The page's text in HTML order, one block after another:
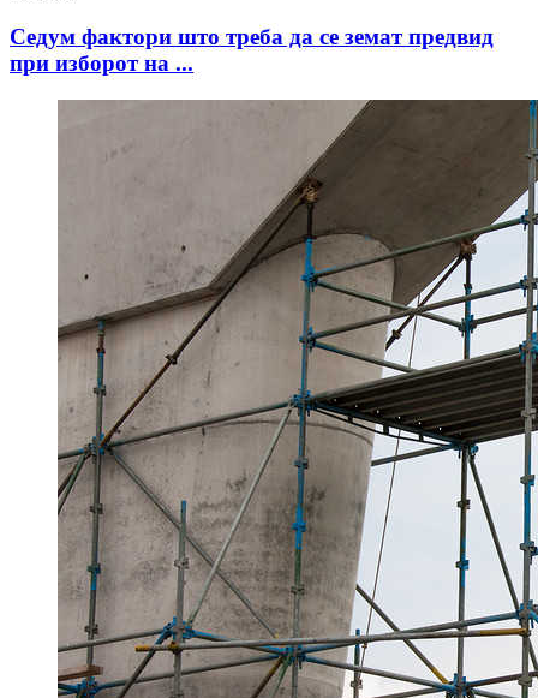
Седум фактори што треба да се земат предвид
при изборот на ...